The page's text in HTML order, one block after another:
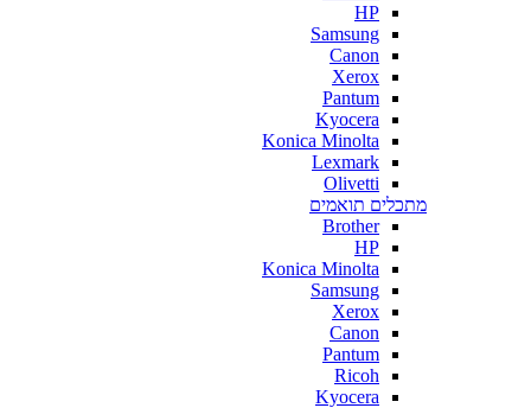
HP
Samsung
Canon
Xerox
Pantum
Kyocera
Konica Minolta
Lexmark
Olivetti
מתכלים תואמים
Brother
HP
Konica Minolta
Samsung
Xerox
Canon
Pantum
Ricoh
Kyocera